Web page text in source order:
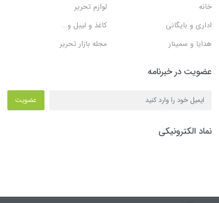
خانه
لوازم تحریر
اداری و بایگانی
کاغذ و لیبل و...
هدایا و سمینار
مجله بازار تحریر
عضویت در خبرنامه
عضویت
نماد الکترونیکی